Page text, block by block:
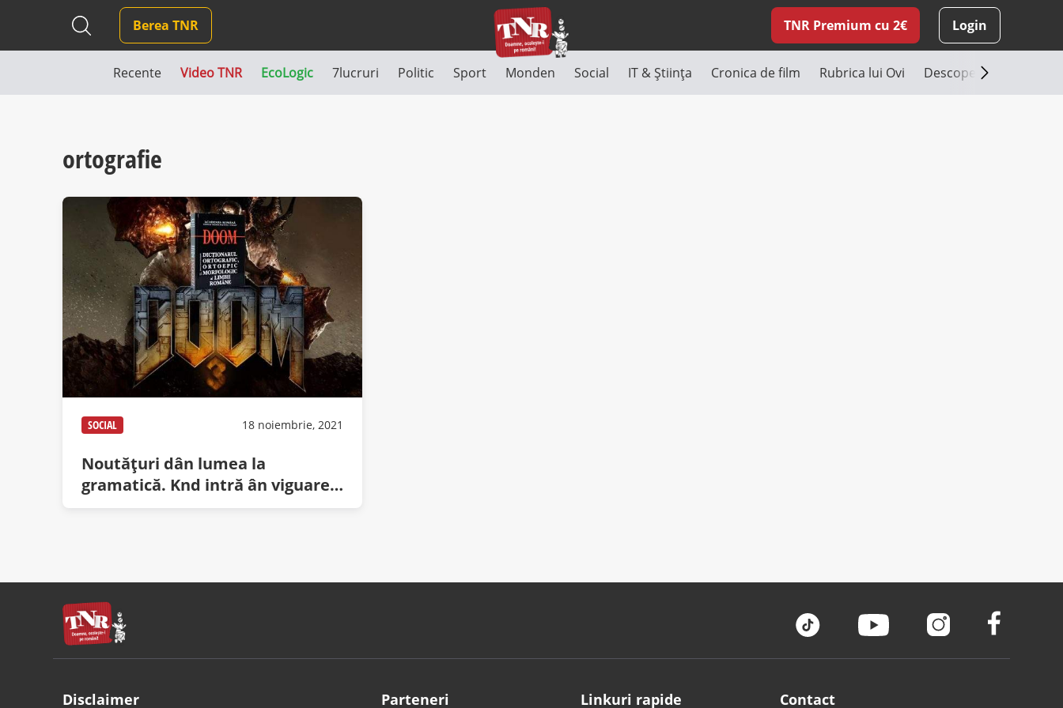
Berea TNR TNR Premium cu 2€ Login
Recente Video TNR EcoLogic 7lucruri Politic Sport Monden Social IT & Știința Cronica de film Rubrica lui Ovi Descoperă România
ortografie
SOCIAL 18 noiembrie, 2021
Noutăţuri dân lumea la
gramatică. Knd intră ân viguare
noul DOOM
Disclaimer Parteneri Linkuri rapide Contact